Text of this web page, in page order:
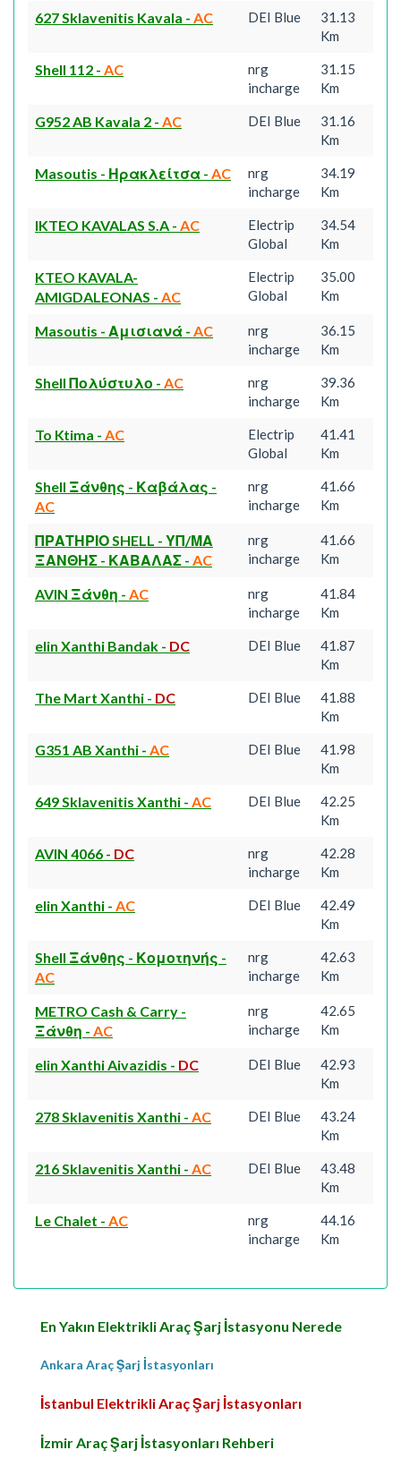
627 Sklavenitis Kavala - AC DEI Blue
31.13
Km
Shell 112 - AC
nrg
incharge
31.15
Km
G952 AB Kavala 2 - AC DEI Blue
31.16
Km
Masoutis - Ηρακλείτσα - AC
nrg
incharge
34.19
Km
IKTEO KAVALAS S.A - AC
Electrip
Global
34.54
Km
KTEO KAVALA-
AMIGDALEONAS - AC
Electrip
Global
35.00
Km
Masoutis - Αμισιανά - AC
nrg
incharge
36.15
Km
Shell Πολύστυλο - AC
nrg
incharge
39.36
Km
To Ktima - AC
Electrip
Global
41.41
Km
Shell Ξάνθης - Καβάλας -
AC
nrg
incharge
41.66
Km
ΠΡΑΤΗΡΙΟ SHELL - ΥΠ/ΜΑ
ΞΑΝΘΗΣ - ΚΑΒΑΛΑΣ - AC
nrg
incharge
41.66
Km
AVIN Ξάνθη - AC
nrg
incharge
41.84
Km
elin Xanthi Bandak - DC DEI Blue
41.87
Km
The Mart Xanthi - DC DEI Blue
41.88
Km
G351 AB Xanthi - AC DEI Blue
41.98
Km
649 Sklavenitis Xanthi - AC DEI Blue
42.25
Km
AVIN 4066 - DC
nrg
incharge
42.28
Km
elin Xanthi - AC DEI Blue
42.49
Km
Shell Ξάνθης - Κομοτηνής -
AC
nrg
incharge
42.63
Km
METRO Cash & Carry -
Ξάνθη - AC
nrg
incharge
42.65
Km
elin Xanthi Aivazidis - DC DEI Blue
42.93
Km
278 Sklavenitis Xanthi - AC DEI Blue
43.24
Km
216 Sklavenitis Xanthi - AC DEI Blue
43.48
Km
Le Chalet - AC
nrg
incharge
44.16
Km
En Yakın Elektrikli Araç Şarj İstasyonu Nerede
Ankara Araç Şarj İstasyonları
İstanbul Elektrikli Araç Şarj İstasyonları
İzmir Araç Şarj İstasyonları Rehberi